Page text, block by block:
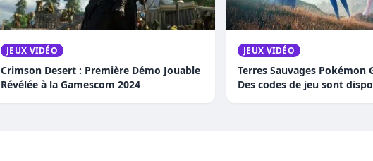
JEUX VIDÉO
Crimson Desert : Première Démo Jouable
Révélée à la Gamescom 2024
JEUX VIDÉO
Terres Sauvages Pokémon
Des codes de jeu sont